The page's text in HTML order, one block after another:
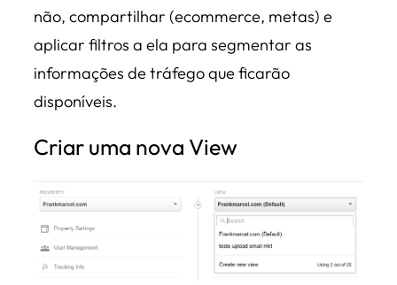
não, compartilhar (ecommerce, metas) e
aplicar filtros a ela para segmentar as
informações de tráfego que ficarão
disponíveis.
Criar uma nova View